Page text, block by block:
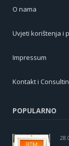
O nama
Uvjeti korištenja i
Impressum
Kontakt i
POPULARNO